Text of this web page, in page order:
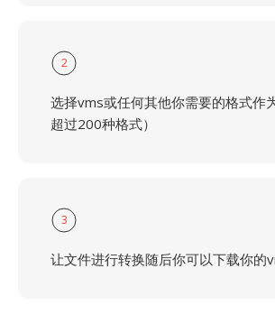
2
选择vms或任何其他你需要的格式作
超过200种格式）
3
让文件进行转换随后你可以下载你的